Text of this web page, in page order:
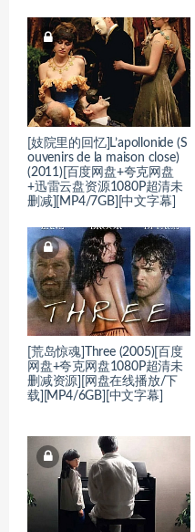
[妓院里的回忆]L’apollonide (S
ouvenirs de la maison close)
(2011)[百度网盘+夸克网盘
+迅雷云盘资源1080P超清未
删减][MP4/7GB][中文字幕]
[荒岛惊魂]Three (2005)[百度
网盘+夸克网盘1080P超清未
删减资源][网盘在线播放/下
载][MP4/6GB][中文字幕]